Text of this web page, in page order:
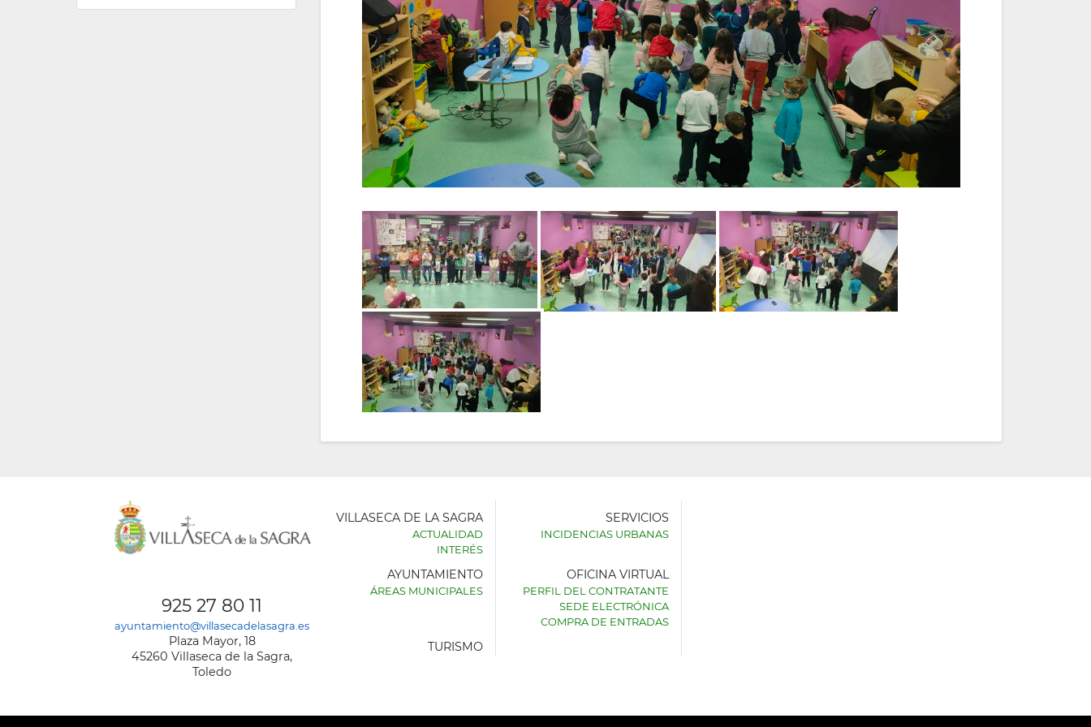
925 27 80 11
ayuntamiento@villasecadelasagra.es
Plaza Mayor, 18
45260 Villaseca de la Sagra,
Toledo
AYUNTAMIENTO
VILLASECA DE LA SAGRA
ACTUALIDAD
INTERÉS
SERVICIOS
INCIDENCIAS URBANAS
AYUNTAMIENTO
ÁREAS MUNICIPALES
OFICINA VIRTUAL
PERFIL DEL CONTRATANTE
SEDE ELECTRÓNICA
COMPRA DE ENTRADAS
TURISMO